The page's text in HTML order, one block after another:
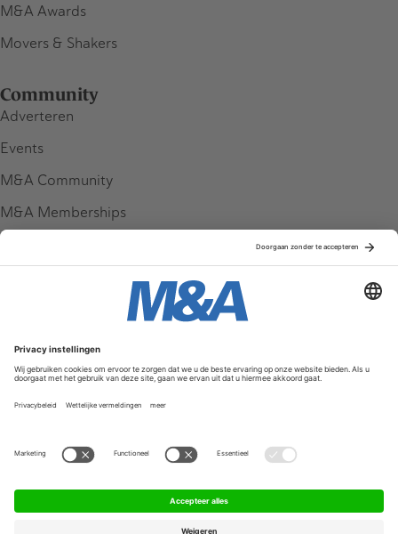
M&A Awards
Movers & Shakers
Community
Adverteren
Events
M&A Community
M&A Memberships
Service & Contact
Contact
FAQ
Werken bij ons
Algemene Voorwaarden